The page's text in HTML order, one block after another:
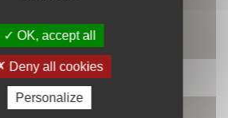
DÉCORATION
OK, accept all
Deny all cookies
Personalize